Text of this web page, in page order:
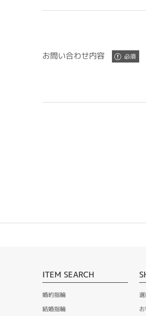
お問い合わせ内容
ITEM SEARCH
婚約指輪
結婚指輪